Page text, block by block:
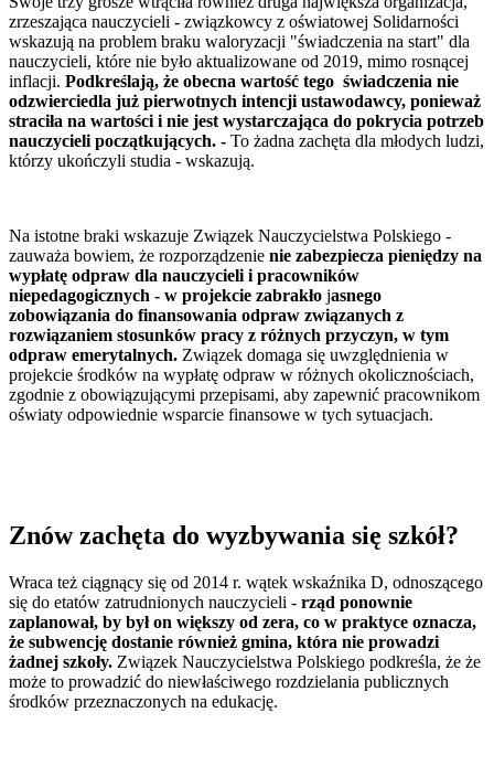
zrzeszająca nauczycieli - związkowcy z oświatowej Solidarności
wskazują na problem braku waloryzacji "świadczenia na start" dla
nauczycieli, które nie było aktualizowane od 2019, mimo rosnącej
inflacji. Podkreślają, że obecna wartość tego świadczenia nie
odzwierciedla już pierwotnych intencji ustawodawcy, ponieważ
straciła na wartości i nie jest wystarczająca do pokrycia potrzeb
nauczycieli początkujących. - To żadna zachęta dla młodych ludzi,
którzy ukończyli studia - wskazują.
Na istotne braki wskazuje Związek Nauczycielstwa Polskiego -
zauważa bowiem, że rozporządzenie nie zabezpiecza pieniędzy na
wypłatę odpraw dla nauczycieli i pracowników
niepedagogicznych - w projekcie zabrakło jasnego
zobowiązania do finansowania odpraw związanych z
rozwiązaniem stosunków pracy z różnych przyczyn, w tym
odpraw emerytalnych. Związek domaga się uwzględnienia w
projekcie środków na wypłatę odpraw w różnych okolicznościach,
zgodnie z obowiązującymi przepisami, aby zapewnić pracownikom
oświaty odpowiednie wsparcie finansowe w tych sytuacjach.
Znów zachęta do wyzbywania się szkół?
Wraca też ciągnący się od 2014 r. wątek wskaźnika D, odnoszącego
się do etatów zatrudnionych nauczycieli - rząd ponownie
zaplanował, by był on większy od zera, co w praktyce oznacza,
że subwencję dostanie również gmina, która nie prowadzi
żadnej szkoły. Związek Nauczycielstwa Polskiego podkreśla, że że
może to prowadzić do niewłaściwego rozdzielania publicznych
środków przeznaczonych na edukację.